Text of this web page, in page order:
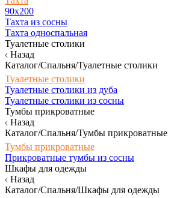
90х200
Тахта из сосны
Тахта односпальная
Туалетные столики
Назад
Каталог/Спальня/Туалетные столики
Туалетные столики
Туалетные столики из дуба
Туалетные столики из сосны
Тумбы прикроватные
Назад
Каталог/Спальня/Тумбы прикроватные
Тумбы прикроватные
Прикроватные тумбы из сосны
Шкафы для одежды
Назад
Каталог/Спальня/Шкафы для одежды